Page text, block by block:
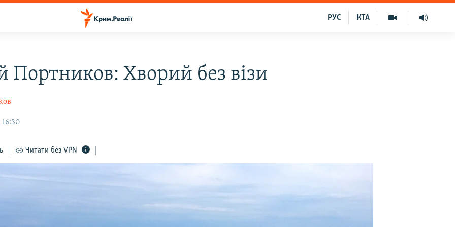
КТА
РУС
Портников: Хворий без візи
16:30
Читати без VPN